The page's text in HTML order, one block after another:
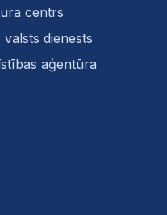
centrs
dienests
aģentūra